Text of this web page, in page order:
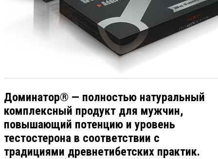
Доминатор® — полностью натуральный
комплексный продукт для мужчин,
повышающий потенцию и уровень
тестостерона в соответствии с
традициями древнетибетских практик.